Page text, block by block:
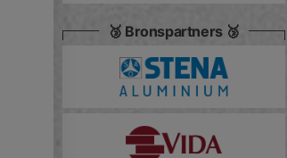
🥉 Bronspartners 🥉